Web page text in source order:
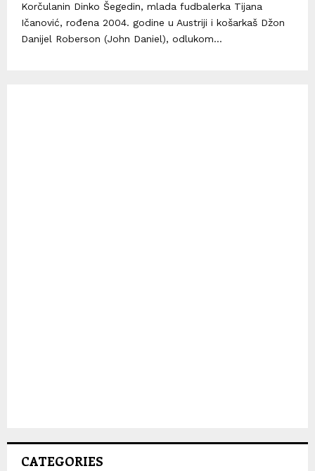
Korčulanin Dinko Šegedin, mlada fudbalerka Tijana
Ičanović, rođena 2004. godine u Austriji i košarkaš Džon
Danijel Roberson (John Daniel), odlukom...
CATEGORIES